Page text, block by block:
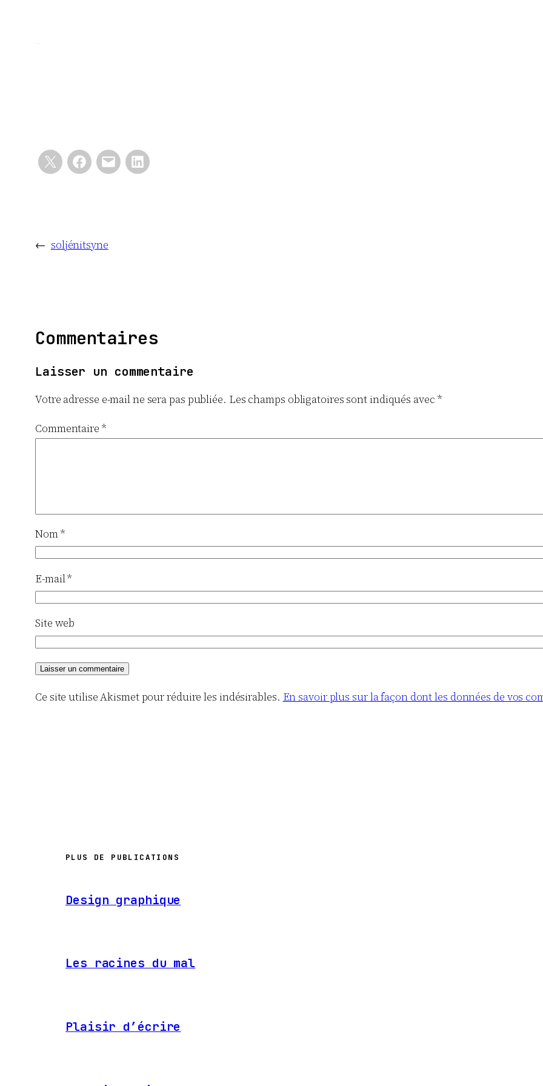
← soljénitsyne
Commentaires
Laisser un commentaire
Votre adresse e-mail ne sera pas publiée. Les champs obligatoires sont indiqués avec *
Commentaire *
Nom*
E-mail*
Site web
Ce site utilise Akismet pour réduire les indésirables. En savoir plus sur la façon dont les données de vos
PLUS DE PUBLICATIONS
Design graphique
Les racines du mal
Plaisir d’écrire